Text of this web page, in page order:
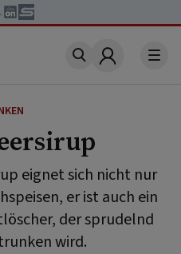
Account
eignet sich nicht nur
er ist auch ein
der sprudelnd
wird.